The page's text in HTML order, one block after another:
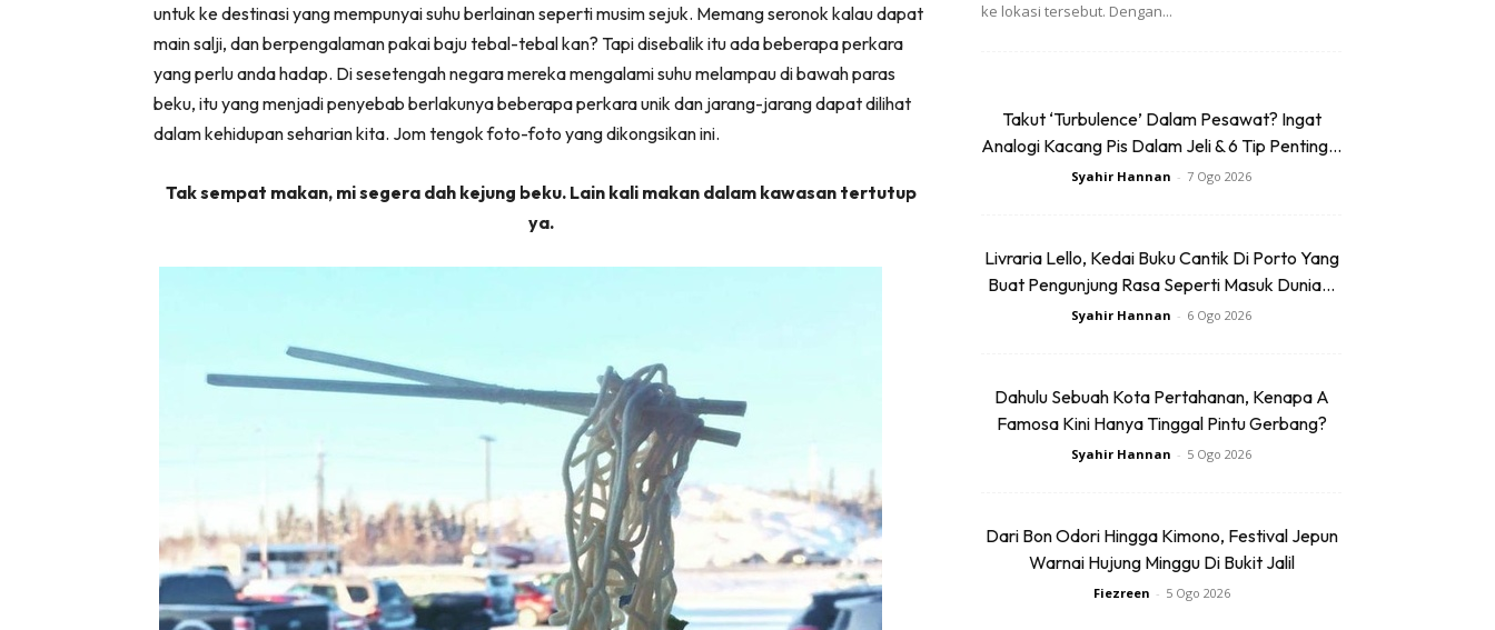
untuk ke destinasi yang mempunyai suhu berlainan seperti musim sejuk. Memang seronok kalau dapat
main salji, dan berpengalaman pakai baju tebal-tebal kan? Tapi disebalik itu ada beberapa perkara
yang perlu anda hadap. Di sesetengah negara mereka mengalami suhu melampau di bawah paras
beku, itu yang menjadi penyebab berlakunya beberapa perkara unik dan jarang-jarang dapat dilihat
dalam kehidupan seharian kita. Jom tengok foto-foto yang dikongsikan ini.
Tak sempat makan, mi segera dah kejung beku. Lain kali makan dalam kawasan tertutup
ya.
ke lokasi tersebut. Dengan...
Takut ‘Turbulence’ Dalam Pesawat? Ingat
Analogi Kacang Pis Dalam Jeli & 6 Tip Penting...
Syahir Hannan - 7 Ogo 2026
Livraria Lello, Kedai Buku Cantik Di Porto Yang
Buat Pengunjung Rasa Seperti Masuk Dunia...
Syahir Hannan - 6 Ogo 2026
Dahulu Sebuah Kota Pertahanan, Kenapa A
Famosa Kini Hanya Tinggal Pintu Gerbang?
Syahir Hannan - 5 Ogo 2026
Dari Bon Odori Hingga Kimono, Festival Jepun
Warnai Hujung Minggu Di Bukit Jalil
Fiezreen - 5 Ogo 2026